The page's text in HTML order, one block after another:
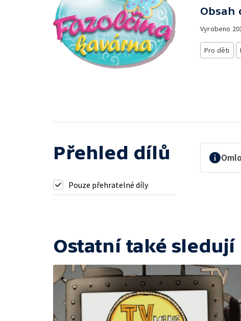
Obsah
Vyrobeno
Pro děti
Přehled dílů
Pouze přehratelné díly
Ostatní také sledují